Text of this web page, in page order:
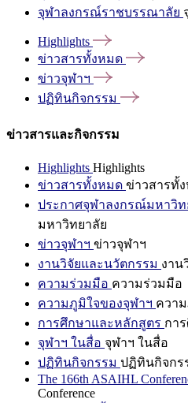
จุฬาลงกรณ์ราชบรรณาลัย
Highlights
ข่าวสารทั้งหมด
ข่าวจุฬาฯ
ปฏิทินกิจกรรม
ข่าวสารและกิจกรรม
Highlights Highlights
ข่าวสารทั้งหมด ข่าวสารทั้
ประกาศจุฬาลงกรณ์มหาวิท
มหาวิทยาลัย
ข่าวจุฬาฯ ข่าวจุฬาฯ
งานวิจัยและนวัตกรรม งาน
ความร่วมมือ ความร่วมมือ
ความภูมิใจของจุฬาฯ ควา
การศึกษาและหลักสูตร กา
จุฬาฯ ในสื่อ จุฬาฯ ในสื่อ
ปฏิทินกิจกรรม ปฏิทินกิจกร
The 166th ASAIHL
Conference